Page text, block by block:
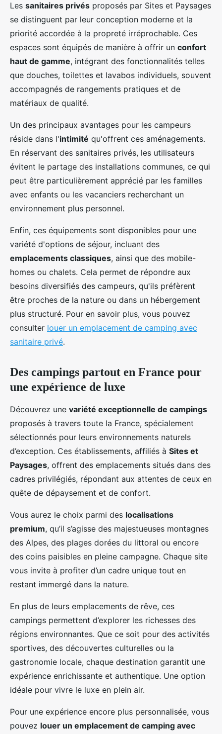
Les sanitaires privés proposés par Sites et Paysages
se distinguent par leur conception moderne et la
priorité accordée à la propreté irréprochable. Ces
espaces sont équipés de manière à offrir un confort
haut de gamme, intégrant des fonctionnalités telles
que douches, toilettes et lavabos individuels, souvent
accompagnés de rangements pratiques et de
matériaux de qualité.
Un des principaux avantages pour les campeurs
réside dans l'intimité qu'offrent ces aménagements.
En réservant des sanitaires privés, les utilisateurs
évitent le partage des installations communes, ce qui
peut être particulièrement apprécié par les familles
avec enfants ou les vacanciers recherchant un
environnement plus personnel.
Enfin, ces équipements sont disponibles pour une
variété d'options de séjour, incluant des
emplacements classiques, ainsi que des mobile-
homes ou chalets. Cela permet de répondre aux
besoins diversifiés des campeurs, qu'ils préfèrent
être proches de la nature ou dans un hébergement
plus structuré. Pour en savoir plus, vous pouvez
consulter louer un emplacement de camping avec
sanitaire privé.
Des campings partout en France pour
une expérience de luxe
Découvrez une variété exceptionnelle de campings
proposés à travers toute la France, spécialement
sélectionnés pour leurs environnements naturels
d’exception. Ces établissements, affiliés à Sites et
Paysages, offrent des emplacements situés dans des
cadres privilégiés, répondant aux attentes de ceux en
quête de dépaysement et de confort.
Vous aurez le choix parmi des localisations
premium, qu’il s’agisse des majestueuses montagnes
des Alpes, des plages dorées du littoral ou encore
des coins paisibles en pleine campagne. Chaque site
vous invite à profiter d’un cadre unique tout en
restant immergé dans la nature.
En plus de leurs emplacements de rêve, ces
campings permettent d’explorer les richesses des
régions environnantes. Que ce soit pour des activités
sportives, des découvertes culturelles ou la
gastronomie locale, chaque destination garantit une
expérience enrichissante et authentique. Une option
idéale pour vivre le luxe en plein air.
Pour une expérience encore plus personnalisée, vous
pouvez louer un emplacement de camping avec